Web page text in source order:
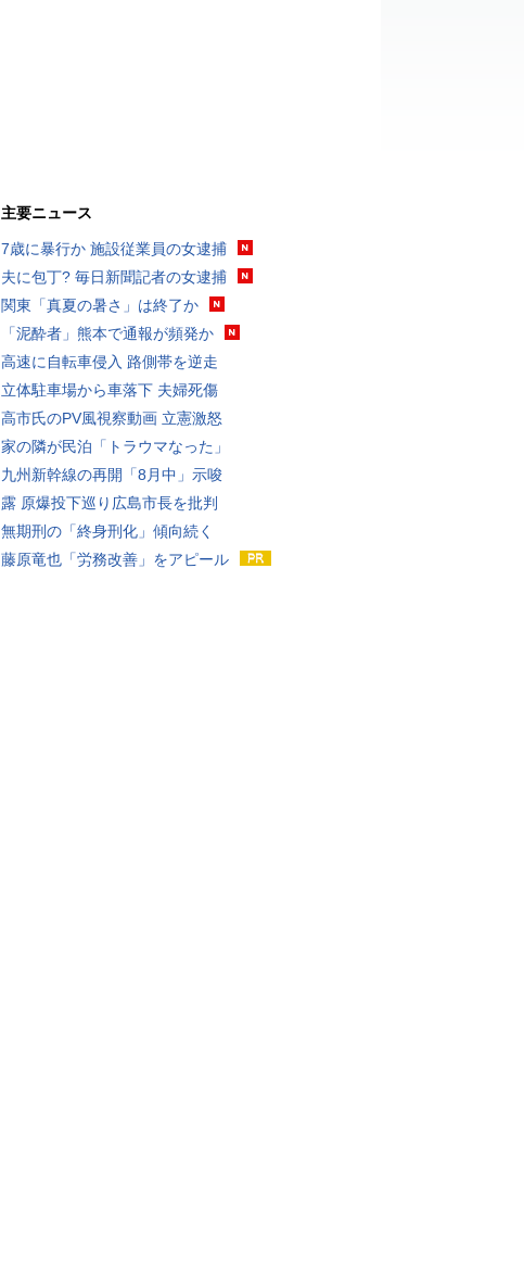
主要ニュース
7歳に暴行か 施設従業員の女逮捕
夫に包丁? 毎日新聞記者の女逮捕
関東「真夏の暑さ」は終了か
「泥酔者」熊本で通報が頻発か
高速に自転車侵入 路側帯を逆走
立体駐車場から車落下 夫婦死傷
高市氏のPV風視察動画 立憲激怒
家の隣が民泊「トラウマなった」
九州新幹線の再開「8月中」示唆
露 原爆投下巡り広島市長を批判
無期刑の「終身刑化」傾向続く
藤原竜也「労務改善」をアピール